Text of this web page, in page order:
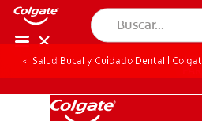
Salud Bucal y Cuidado Dental |